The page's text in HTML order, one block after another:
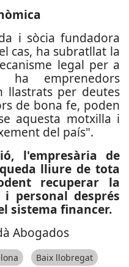
i sòcia fundadora
cas, ha subratllat la
legal per a
ha emprenedors
llastrats per deutes
de bona fe, poden
aquesta motxilla i
del país".
l'empresària de
lliure de tota
recuperar la
personal després
sistema financer.
Abogados
Baix llobregat